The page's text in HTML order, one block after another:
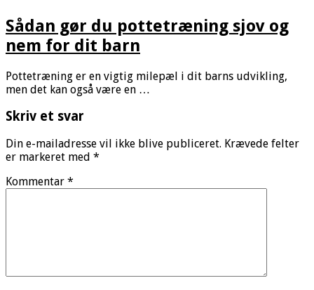
Sådan gør du pottetræning sjov og
nem for dit barn
Pottetræning er en vigtig milepæl i dit barns udvikling,
men det kan også være en …
Skriv et svar
Din e-mailadresse vil ikke blive publiceret. Krævede felter
er markeret med *
Kommentar *